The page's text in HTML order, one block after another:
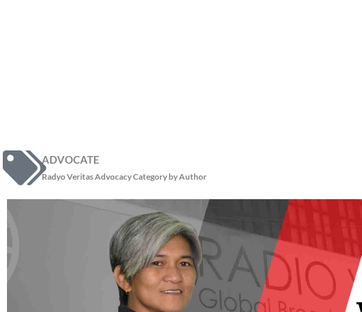
ADVOCATE
Radyo Veritas Advocacy Category by Author